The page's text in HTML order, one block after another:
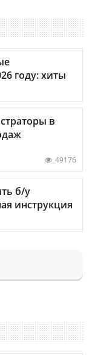
году: хиты
в
49176
б/у
инструкция